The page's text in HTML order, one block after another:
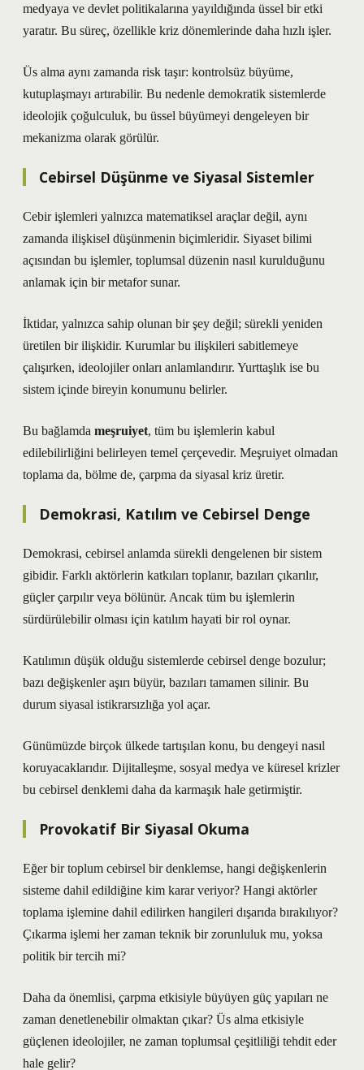
medyaya ve devlet politikalarına yayıldığında üssel bir etki
yaratır. Bu süreç, özellikle kriz dönemlerinde daha hızlı işler.
Üs alma aynı zamanda risk taşır: kontrolsüz büyüme,
kutuplaşmayı artırabilir. Bu nedenle demokratik sistemlerde
ideolojik çoğulculuk, bu üssel büyümeyi dengeleyen bir
mekanizma olarak görülür.
Cebirsel Düşünme ve Siyasal Sistemler
Cebir işlemleri yalnızca matematiksel araçlar değil, aynı
zamanda ilişkisel düşünmenin biçimleridir. Siyaset bilimi
açısından bu işlemler, toplumsal düzenin nasıl kurulduğunu
anlamak için bir metafor sunar.
İktidar, yalnızca sahip olunan bir şey değil; sürekli yeniden
üretilen bir ilişkidir. Kurumlar bu ilişkileri sabitlemeye
çalışırken, ideolojiler onları anlamlandırır. Yurttaşlık ise bu
sistem içinde bireyin konumunu belirler.
Bu bağlamda meşruiyet, tüm bu işlemlerin kabul
edilebilirliğini belirleyen temel çerçevedir. Meşruiyet olmadan
toplama da, bölme de, çarpma da siyasal kriz üretir.
Demokrasi, Katılım ve Cebirsel Denge
Demokrasi, cebirsel anlamda sürekli dengelenen bir sistem
gibidir. Farklı aktörlerin katkıları toplanır, bazıları çıkarılır,
güçler çarpılır veya bölünür. Ancak tüm bu işlemlerin
sürdürülebilir olması için katılım hayati bir rol oynar.
Katılımın düşük olduğu sistemlerde cebirsel denge bozulur;
bazı değişkenler aşırı büyür, bazıları tamamen silinir. Bu
durum siyasal istikrarsızlığa yol açar.
Günümüzde birçok ülkede tartışılan konu, bu dengeyi nasıl
koruyacaklarıdır. Dijitalleşme, sosyal medya ve küresel krizler
bu cebirsel denklemi daha da karmaşık hale getirmiştir.
Provokatif Bir Siyasal Okuma
Eğer bir toplum cebirsel bir denklemse, hangi değişkenlerin
sisteme dahil edildiğine kim karar veriyor? Hangi aktörler
toplama işlemine dahil edilirken hangileri dışarıda bırakılıyor?
Çıkarma işlemi her zaman teknik bir zorunluluk mu, yoksa
politik bir tercih mi?
Daha da önemlisi, çarpma etkisiyle büyüyen güç yapıları ne
zaman denetlenebilir olmaktan çıkar? Üs alma etkisiyle
güçlenen ideolojiler, ne zaman toplumsal çeşitliliği tehdit eder
hale gelir?